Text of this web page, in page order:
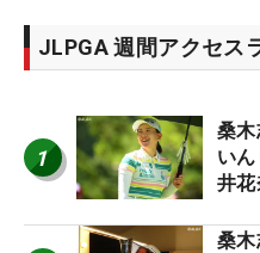
JLPGA 週間アクセス
1
桑
い
井
桑